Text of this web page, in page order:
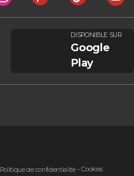
DISPONIBLE SUR
Google
Play
Politique de confidentialité Cookies